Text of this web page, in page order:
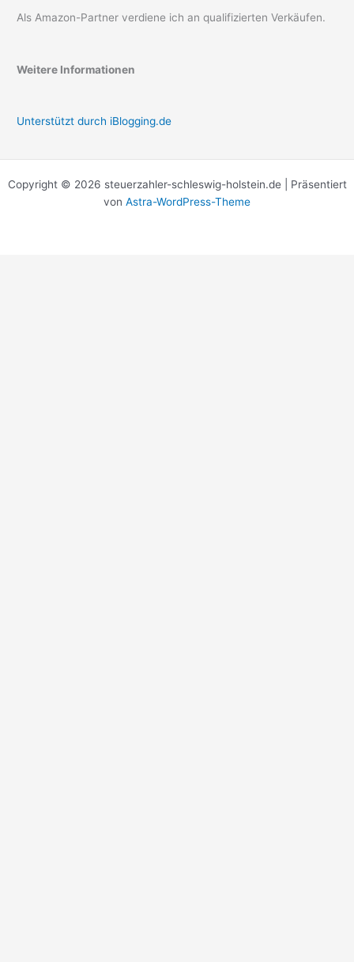
Als Amazon-Partner verdiene ich an qualifizierten Verkäufen.
Weitere Informationen
Unterstützt durch iBlogging.de
Copyright © 2026 steuerzahler-schleswig-holstein.de | Präsentiert
von Astra-WordPress-Theme